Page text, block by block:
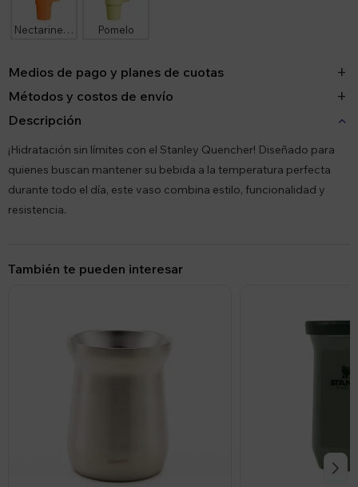
Nectarine a Gold Rod Pomelo
Medios de pago y planes de cuotas
Métodos y costos de envío
Descripción
¡Hidratación sin límites con el Stanley Quencher! Diseñado para
quienes buscan mantener su bebida a la temperatura perfecta
durante todo el día, este vaso combina estilo, funcionalidad y
resistencia.
También te pueden interesar